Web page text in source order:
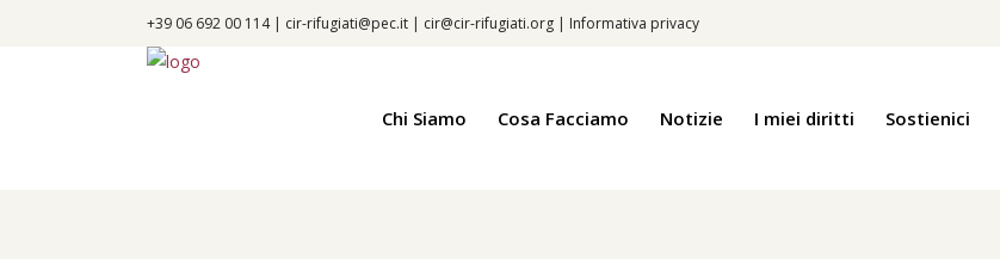
+39 06 692 00 114 | cir-rifugiati@pec.it | cir@cir-rifugiati.org | Informativa privacy
Chi Siamo Cosa Facciamo Notizie I miei diritti Sostienici